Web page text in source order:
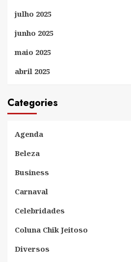
julho 2025
junho 2025
maio 2025
abril 2025
Categories
Agenda
Beleza
Business
Carnaval
Celebridades
Coluna Chik Jeitoso
Diversos